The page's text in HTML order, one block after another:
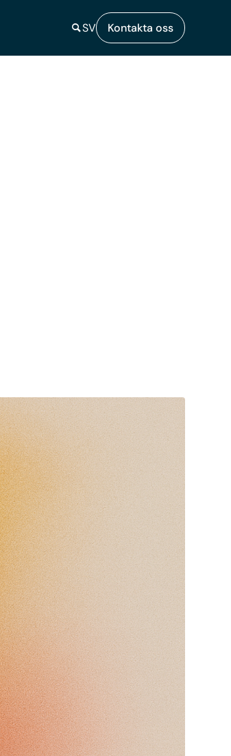
SV Kontakta oss